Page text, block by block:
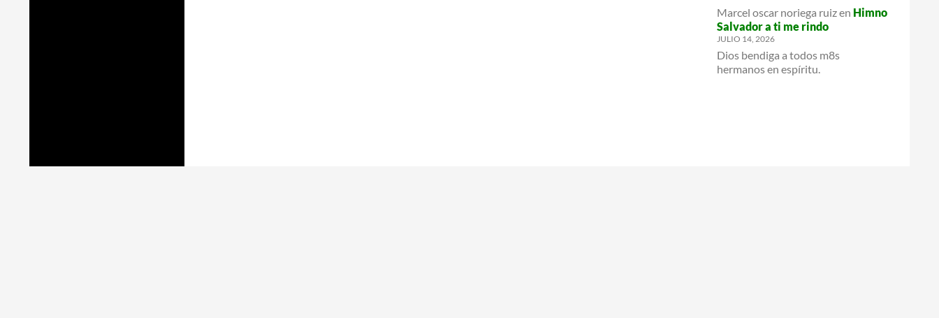
Marcel oscar noriega ruizen Himno
Salvador a ti me rindo
JULIO 14, 2026
Dios bendiga a todos m8s
hermanos en espíritu.